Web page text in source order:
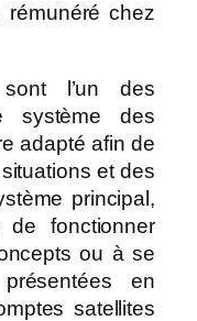
chez
l’un des
système des
adapté afin de
et des
principal,
fonctionner
ou à se
en
satellites